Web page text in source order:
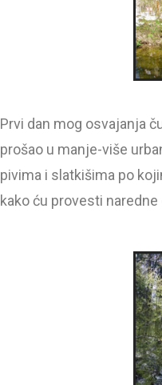
Prvi dan mog osvajanja
prošao u manje-više
pivima i slatkišima po
kako ću provesti